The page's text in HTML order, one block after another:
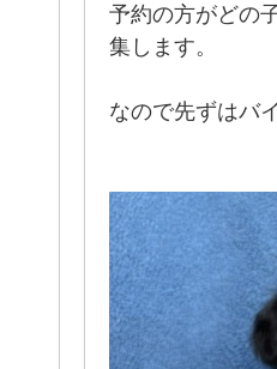
予約の方がどの
集します。
なので先ずはバ